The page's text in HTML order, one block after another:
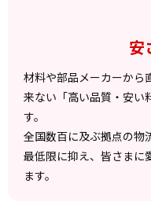
安
材料や部品メーカーから
来ない「高い品質・安い
す。
全国数百に及ぶ拠点の物
最低限に抑え、皆さまに
ます。